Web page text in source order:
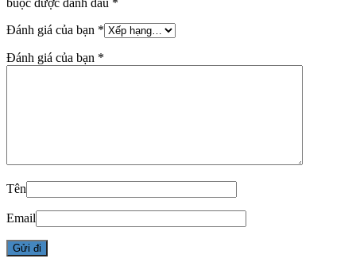
buộc được đánh dấu *
Đánh giá của bạn *
Đánh giá của bạn *
Tên
Email